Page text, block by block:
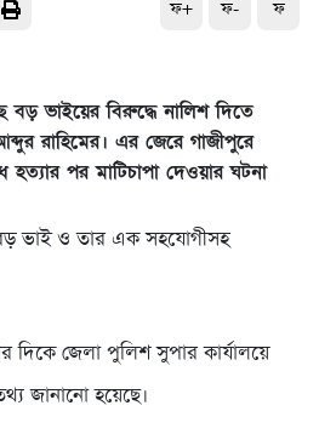
ফ+ ফ- ফ
বড় ভাইয়ের বিরুদ্ধে নালিশ দিতে
রাহিমের। এর জেরে গাজীপুরে
পর মাটিচাপা দেওয়ার ঘটনা
ভাই ও তার এক সহযোগীসহ
দিকে জেলা পুলিশ সুপার কার্যালয়ে
জানানো হয়েছে।